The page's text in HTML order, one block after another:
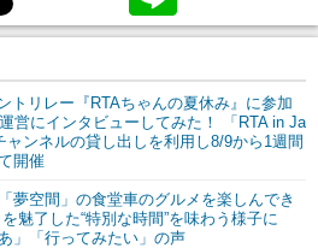
トリレー『RTAちゃんの夏休み』に参加
営にインタビューしてみた！ 「RTA in Ja
ャンネルの貸し出しを利用し8/9から1週間
開催
夢空間」の食堂車のグルメを楽しんでき
魅了した“特別な時間”を味わう様子に
」「行ってみたい」の声